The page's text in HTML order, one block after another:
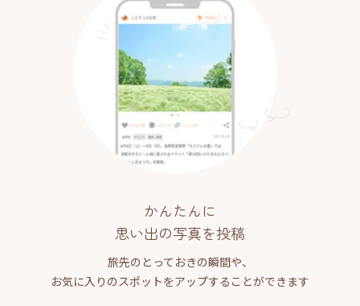
かんたんに
思い出の写真を投稿
旅先のとっておきの瞬間や、
お気に入りのスポットをアップすることができます